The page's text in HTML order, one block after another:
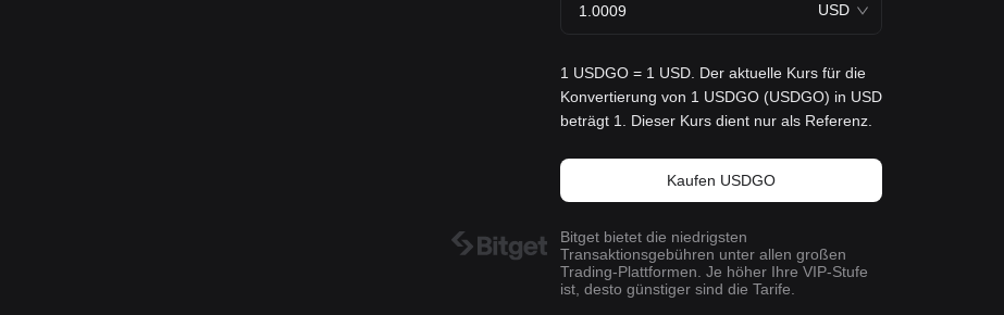
USD
1 USDGO = 1 USD. Der aktuelle Kurs für die
Konvertierung von 1 USDGO (USDGO) in USD
beträgt 1. Dieser Kurs dient nur als Referenz.
Kaufen USDGO
Bitget bietet die niedrigsten
Transaktionsgebühren unter allen großen
Trading-Plattformen. Je höher Ihre VIP-Stufe
ist, desto günstiger sind die Tarife.